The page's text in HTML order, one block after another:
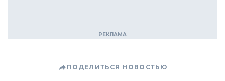
ПОДЕЛИТЬСЯ НОВОСТЬЮ